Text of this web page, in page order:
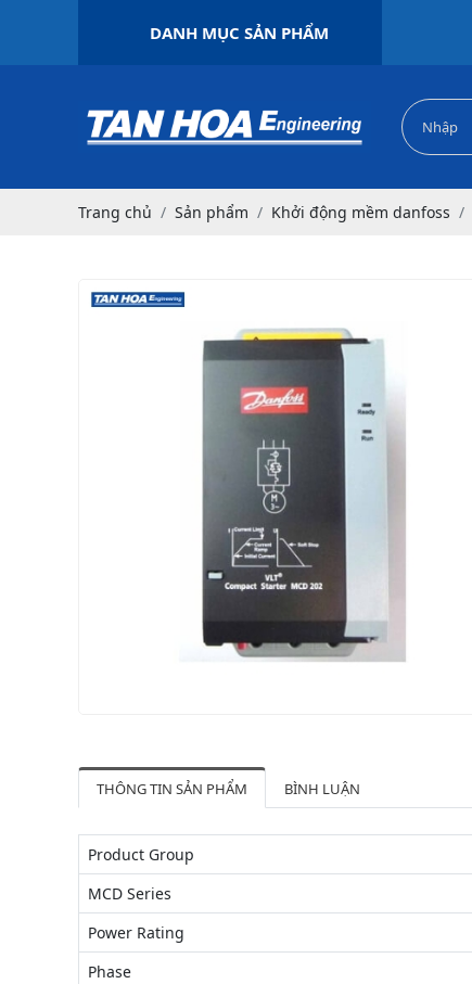
DANH MỤC SẢN PHẨM
Trang chủ Sản phẩm Khởi động mềm danfoss
THÔNG TIN SẢN PHẨM BÌNH LUẬN
Product Group
MCD Series
Power Rating
Phase